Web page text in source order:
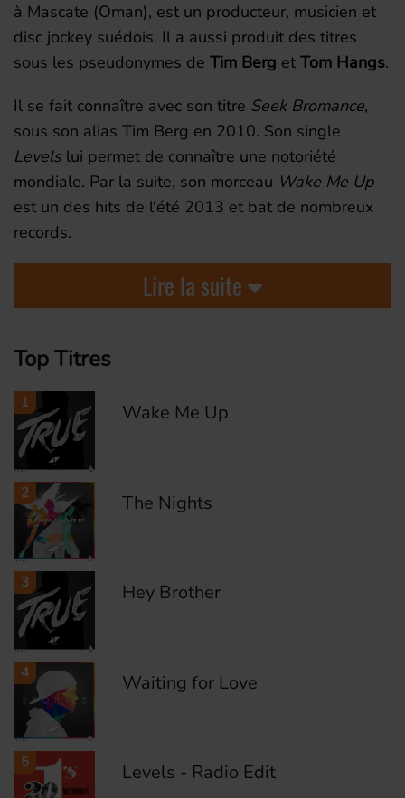
à Mascate (Oman), est un producteur, musicien et
disc jockey suédois. Il a aussi produit des titres
sous les pseudonymes de Tim Berg et Tom Hangs.
Il se fait connaître avec son titre Seek Bromance,
sous son alias Tim Berg en 2010. Son single
Levelslui permet de connaître une notoriété
mondiale. Par la suite, son morceau Wake Me Up
est un des hits de l'été 2013 et bat de nombreux
records.
Lire la suite
Top Titres
1 Wake Me Up
2 The Nights
3 Hey Brother
4 Waiting for Love
5 Levels - Radio Edit